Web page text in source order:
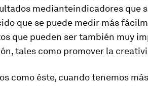
medianteindicadores que
que se puede medir más
que pueden ser también muy
tales como promover la
como éste, cuando tenemos